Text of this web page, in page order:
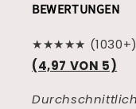
BEWERTUNGEN
★★★★★ (1030+)
(4,97 VON 5)